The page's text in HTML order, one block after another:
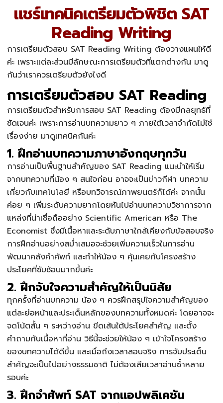
แชร์เทคนิคเตรียมตัวพิชิต SAT
Reading Writing
การเตรียมตัวสอบ SAT Reading Writing ต้องวางแผนให้ดี
ค่ะ เพราะแต่ละส่วนมีลักษณะการเตรียมตัวที่แตกต่างกัน มาดู
กันว่าเราควรเตรียมตัวยังไงดี
การเตรียมตัวสอบ SAT Reading
การเตรียมตัวสำหรับการสอบ SAT Reading ต้องมีกลยุทธ์ที่
ชัดเจนค่ะ เพราะการอ่านบทความยาว ๆ ภายใต้เวลาจำกัดไม่ใช่
เรื่องง่าย มาดูเทคนิคกันค่ะ
1. ฝึกอ่านบทความภาษาอังกฤษทุกวัน
การอ่านเป็นพื้นฐานสำคัญของ SAT Reading แนะนำให้เริ่ม
จากบทความที่น้อง ๆ สนใจก่อน อาจจะเป็นข่าวกีฬา บทความ
เกี่ยวกับเทคโนโลยี หรือบทวิจารณ์ภาพยนตร์ก็ได้ค่ะ จากนั้น
ค่อย ๆ เพิ่มระดับความยากโดยหันไปอ่านบทความวิชาการจาก
แหล่งที่น่าเชื่อถืออย่าง Scientific American หรือ The
Economist ซึ่งมีเนื้อหาและระดับภาษาใกล้เคียงกับข้อสอบจริง
การฝึกอ่านอย่างสม่ำเสมอจะช่วยเพิ่มความเร็วในการอ่าน
พัฒนาคลังคำศัพท์ และทำให้น้อง ๆ คุ้นเคยกับโครงสร้าง
ประโยคที่ซับซ้อนมากขึ้นค่ะ
2. ฝึกจับใจความสำคัญให้เป็นนิสัย
ทุกครั้งที่อ่านบทความ น้อง ๆ ควรฝึกสรุปใจความสำคัญของ
แต่ละย่อหน้าและประเด็นหลักของบทความทั้งหมดค่ะ โดยอาจจะ
จดโน้ตสั้น ๆ ระหว่างอ่าน ขีดเส้นใต้ประโยคสำคัญ และตั้ง
คำถามกับเนื้อหาที่อ่าน วิธีนี้จะช่วยให้น้อง ๆ เข้าใจโครงสร้าง
ของบทความได้ดีขึ้น และเมื่อถึงเวลาสอบจริง การจับประเด็น
สำคัญจะเป็นไปอย่างธรรมชาติ ไม่ต้องเสียเวลาอ่านซ้ำหลาย
รอบค่ะ
3. ฝึกจำศัพท์ SAT จากแอปพลิเคชัน